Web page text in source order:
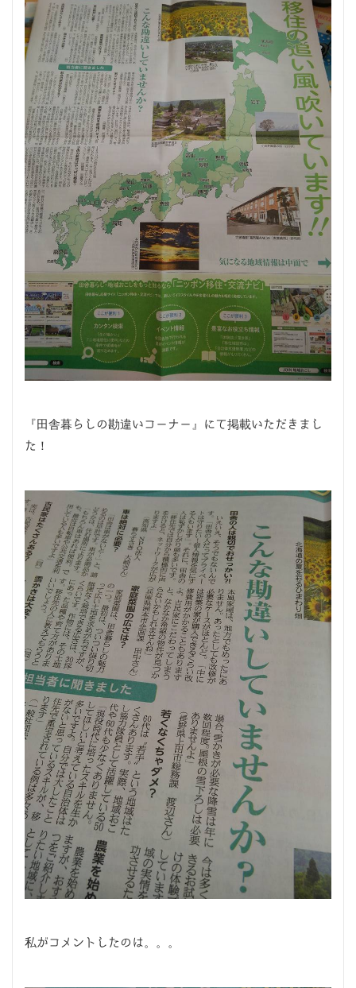
『田舎暮らしの勘違いコーナー』にて掲載いただきまし
た！
私がコメントしたのは。。。